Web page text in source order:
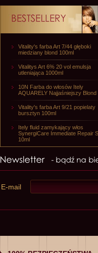
Vitality's farba Art 7/44 głęboki
miedziany blond 100ml
Vitalitys Art 6% 20 vol emulsja
utleniająca 1000ml
10N Farba do włosów Itely
AQUARELY Najjaśniejszy Blond
Vitality's farba Art 9/21 popielaty
bursztyn 100ml
Itely fluid zamykający włos
SynergiCare Immediate Repair
10ml
E-mail